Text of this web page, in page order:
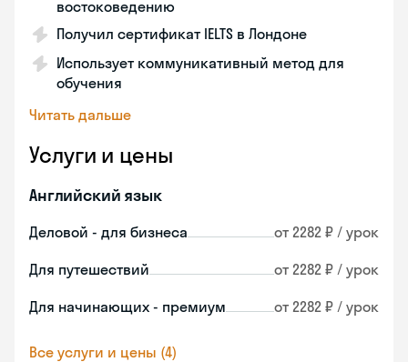
востоковедению
Получил сертификат IELTS в Лондоне
Использует коммуникативный метод для
обучения
Читать дальше
Услуги и цены
Английский язык
Деловой - для бизнеса от 2282 ₽ / урок
Для путешествий от 2282 ₽ / урок
Для начинающих - премиум от 2282 ₽ / урок
Все услуги и цены (4)